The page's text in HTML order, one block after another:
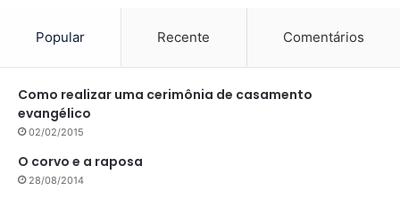
Popular Recente Comentários
Como realizar uma cerimônia de casamento
evangélico
02/02/2015
O corvo e a raposa
28/08/2014